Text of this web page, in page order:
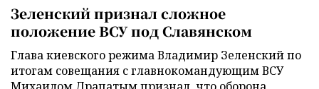
Зеленский признал сложное
положение ВСУ под Славянском
Глава киевского режима Владимир Зеленский по
итогам совещания с главнокомандующим ВСУ